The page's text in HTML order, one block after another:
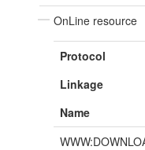
OnLine resource
Protocol
Linkage
Name